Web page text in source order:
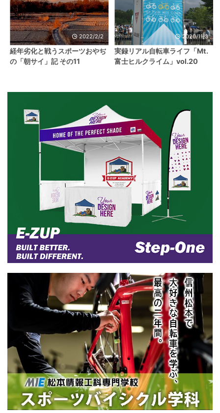
2022/2/2
経年劣化と戦うスポーツおやぢ
の「朝サイ」記 その11
2020/11/3
実録リアル自転車ライフ「Mt.
富士ヒルクライム」vol.20